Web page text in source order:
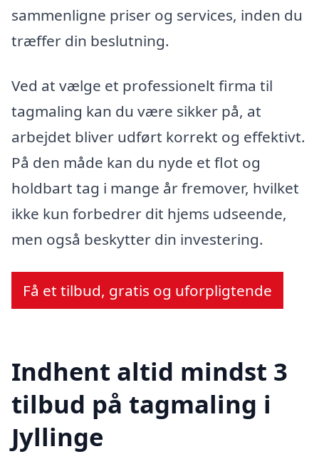
sammenligne priser og services, inden du
træffer din beslutning.
Ved at vælge et professionelt firma til
tagmaling kan du være sikker på, at
arbejdet bliver udført korrekt og effektivt.
På den måde kan du nyde et flot og
holdbart tag i mange år fremover, hvilket
ikke kun forbedrer dit hjems udseende,
men også beskytter din investering.
Få et tilbud, gratis og uforpligtende
Indhent altid mindst 3
tilbud på tagmaling i
Jyllinge